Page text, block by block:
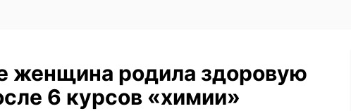
женщина родила здоровую
6 курсов «химии»